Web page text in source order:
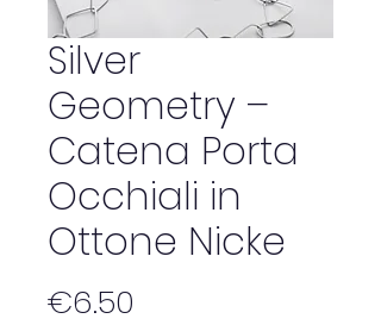
Silver
Geometry –
Catena Porta
Occhiali in
Ottone Nicke
€6.50